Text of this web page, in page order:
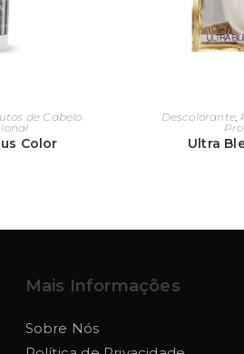
de Cabelo
Color
Descolorante
Ultra
Mais Informações
Sobre Nós